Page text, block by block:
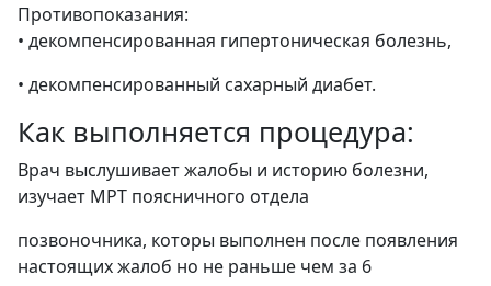
Противопоказания:
• декомпенсированная гипертоническая болезнь,
• декомпенсированный сахарный диабет.
Как выполняется процедура:
Врач выслушивает жалобы и историю болезни,
изучает МРТ поясничного отдела
позвоночника, которы выполнен после появления
настоящих жалоб но не раньше чем за 6